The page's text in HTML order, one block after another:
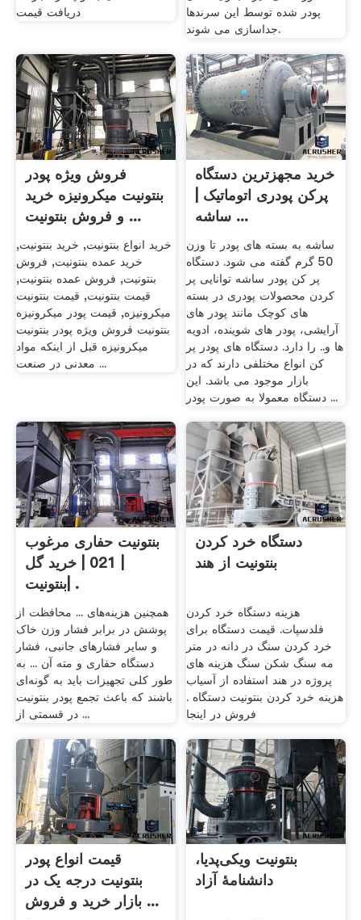
دریافت قیمت
پودر شده توسط این سرندها
جداسازی می شوند.
فروش ویژه پودر
بنتونیت میکرونیزه خرید
و فروش بنتونیت ...
خرید انواع بنتونیت, خرید بنتونیت,
خرید عمده بنتونیت, فروش
بنتونیت, فروش عمده بنتونیت,
قیمت بنتونیت, قیمت بنتونیت
میکرونیزه, قیمت پودر میکرونیزه
بنتونیت فروش ویژه پودر بنتونیت
میکرونیزه قبل از اینکه مواد
معدنی در صنعت ...
خرید مجهزترین دستگاه
پرکن پودری اتوماتیک |
ساشه ...
ساشه به بسته های پودر تا وزن
50 گرم گفته می شود. دستگاه
پر کن پودر ساشه توانایی پر
کردن محصولات پودری در بسته
های کوچک مانند پودر های
آرایشی، پودر های شوینده، ادویه
ها و.. را دارد. دستگاه های پودر پر
کن انواع مختلفی دارند که در
بازار موجود می باشد. این
دستگاه معمولا به صورت پودر ...
بنتونیت حفاری مرغوب
| 021 | خرید گل
بنتونیت| .
همچنین هزینه‌های ... محافظت از
پوشش در برابر فشار وزن خاک
و سایر فشارهای جانبی، فشار
دستگاه حفاری و مته آن ... به
طور کلی تجهیزات باید به گونه‌ای
باشند که باعث تجمع پودر بنتونیت
در قسمتی از ...
دستگاه خرد کردن
بنتونیت از هند
هزینه دستگاه خرد کردن
فلدسپات. قیمت دستگاه برای
خرد کردن سنگ در دانه در متر
مه سنگ شکن سنگ هزینه های
پروژه در هند استفاده از آسیاب
هزینه خرد کردن بنتونیت دستگاه .
فروش در اینجا
قیمت انواع پودر
بنتونیت درجه یک در
بازار خرید و فروش ...
بنتونیت ویکی‌پدیا،
دانشنامهٔ آزاد